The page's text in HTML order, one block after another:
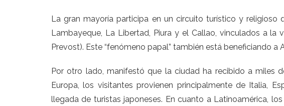
La gran mayoría participa en un circuito turístico y religioso
Lambayeque, La Libertad, Piura y el Callao, vinculados a la
Prevost). Este “fenómeno papal” también está beneficiando a
Por otro lado, manifestó que la ciudad ha recibido a miles
Europa, los visitantes provienen principalmente de Italia,
llegada de turistas japoneses. En cuanto a Latinoamérica,